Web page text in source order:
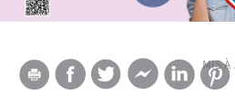
mis